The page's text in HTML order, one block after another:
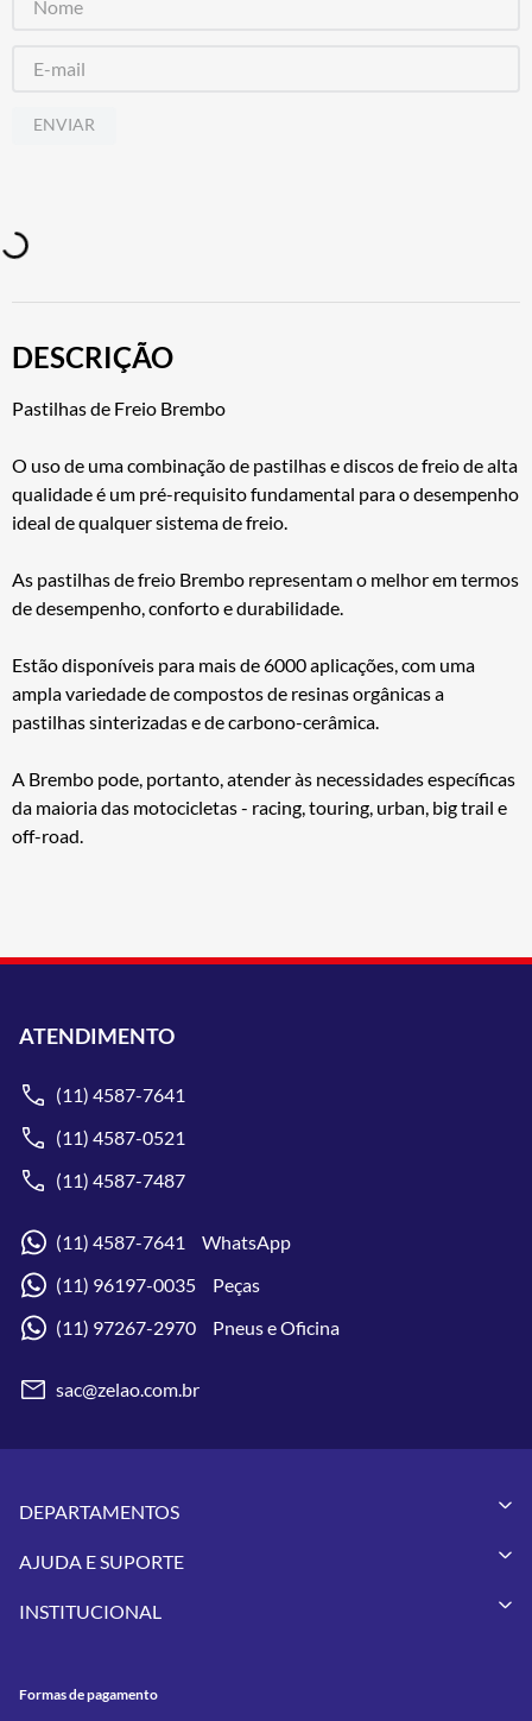
ENVIAR
DESCRIÇÃO
Pastilhas de Freio Brembo
O uso de uma combinação de pastilhas e discos de freio de alta
qualidade é um pré-requisito fundamental para o desempenho
ideal de qualquer sistema de freio.
As pastilhas de freio Brembo representam o melhor em termos
de desempenho, conforto e durabilidade.
Estão disponíveis para mais de 6000 aplicações, com uma
ampla variedade de compostos de resinas orgânicas a
pastilhas sinterizadas e de carbono-cerâmica.
A Brembo pode, portanto, atender às necessidades específicas
da maioria das motocicletas - racing, touring, urban, big trail e
off-road.
ATENDIMENTO
(11) 4587-7641
(11) 4587-0521
(11) 4587-7487
(11) 4587-7641 WhatsApp
(11) 96197-0035 Peças
(11) 97267-2970 Pneus e Oficina
sac@zelao.com.br
DEPARTAMENTOS
Vestuários
Pneus
Utilidades
AJUDA E SUPORTE
Meus Pedidos
INSTITUCIONAL
Contato
Formas de pagamento